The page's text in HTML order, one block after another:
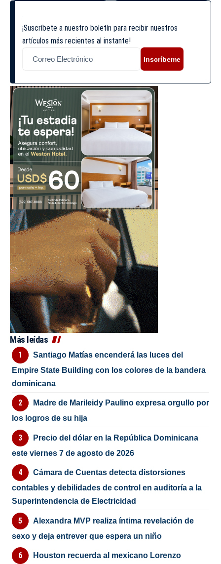
¡Suscríbete a nuestro boletín para recibir nuestros
artículos más recientes al instante!
Inscríbeme
Más leídas
Santiago Matías encenderá las luces del
Empire State Building con los colores de la bandera
dominicana
Madre de Marileidy Paulino expresa orgullo por
los logros de su hija
Precio del dólar en la República Dominicana
este viernes 7 de agosto de 2026
Cámara de Cuentas detecta distorsiones
contables y debilidades de control en auditoría a la
Superintendencia de Electricidad
Alexandra MVP realiza íntima revelación de
sexo y deja entrever que espera un niño
Houston recuerda al mexicano Lorenzo